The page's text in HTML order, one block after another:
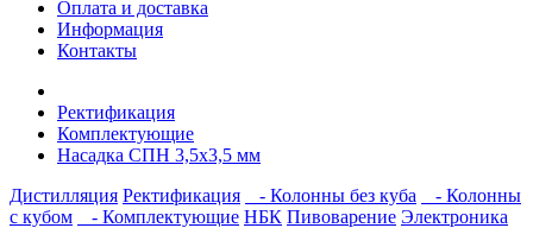
Оплата и доставка
Информация
Контакты
Ректификация
Комплектующие
Насадка СПН 3,5х3,5 мм
Дистилляция Ректификация - Колонны без куба
- Колонны
с кубом
- Комплектующие НБК Пивоварение Электроника